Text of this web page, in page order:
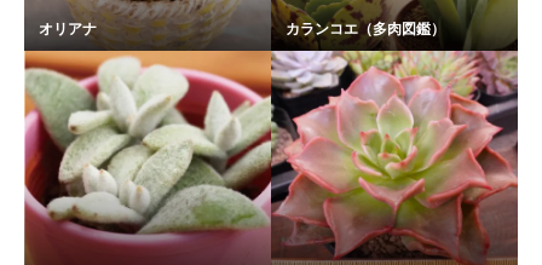
オリアナ カランコエ（多肉図鑑）